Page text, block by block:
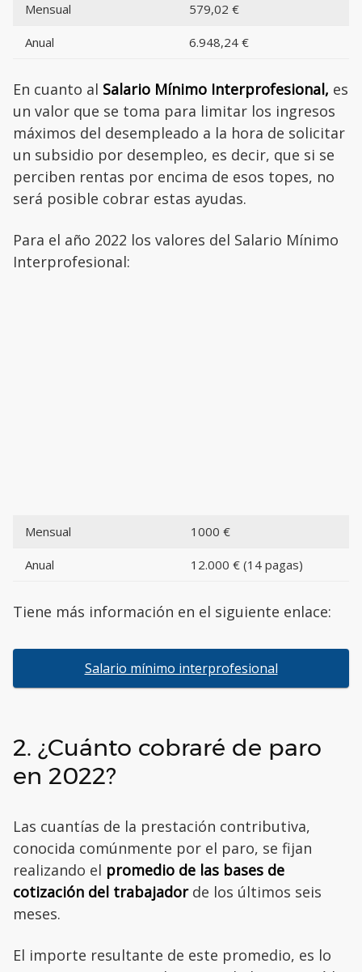
Mensual 579,02 €
Anual 6.948,24 €
En cuanto al Salario Mínimo Interprofesional, es
un valor que se toma para limitar los ingresos
máximos del desempleado a la hora de solicitar
un subsidio por desempleo, es decir, que si se
perciben rentas por encima de esos topes, no
será posible cobrar estas ayudas.
Para el año 2022 los valores del Salario Mínimo
Interprofesional:
Mensual 1000 €
Anual 12.000 € (14 pagas)
Tiene más información en el siguiente enlace:
Salario mínimo interprofesional
2. ¿Cuánto cobraré de paro
en 2022?
Las cuantías de la prestación contributiva,
conocida comúnmente por el paro, se fijan
realizando el promedio de las bases de
cotización del trabajadorde los últimos seis
meses.
El importe resultante de este promedio, es lo